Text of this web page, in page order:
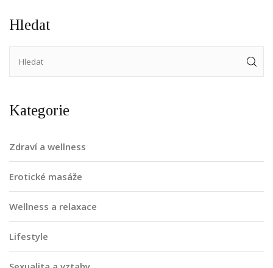
Hledat
Kategorie
Zdraví a wellness
Erotické masáže
Wellness a relaxace
Lifestyle